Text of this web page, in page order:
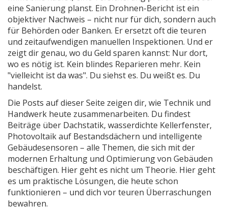
eine Sanierung planst. Ein Drohnen-Bericht ist ein
objektiver Nachweis – nicht nur für dich, sondern auch
für Behörden oder Banken. Er ersetzt oft die teuren
und zeitaufwendigen manuellen Inspektionen. Und er
zeigt dir genau, wo du Geld sparen kannst: Nur dort,
wo es nötig ist. Kein blindes Reparieren mehr. Kein
"vielleicht ist da was". Du siehst es. Du weißt es. Du
handelst.
Die Posts auf dieser Seite zeigen dir, wie Technik und
Handwerk heute zusammenarbeiten. Du findest
Beiträge über Dachstatik, wasserdichte Kellerfenster,
Photovoltaik auf Bestandsdächern und intelligente
Gebäudesensoren – alle Themen, die sich mit der
modernen Erhaltung und Optimierung von Gebäuden
beschäftigen. Hier geht es nicht um Theorie. Hier geht
es um praktische Lösungen, die heute schon
funktionieren – und dich vor teuren Überraschungen
bewahren.